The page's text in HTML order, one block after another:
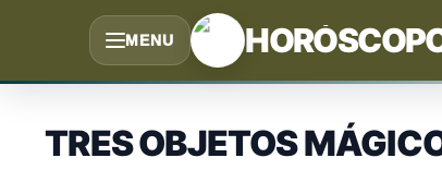
contenido
MENU
TRES OBJETOS